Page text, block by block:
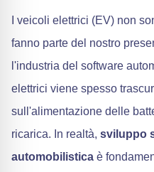
I veicoli elettrici (EV) non
fanno parte del nostro
l'industria del software
elettrici viene spesso
sull'alimentazione delle
ricarica. In realtà, sviluppo
automobilistica è